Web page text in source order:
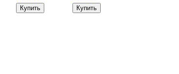
«Классика» 12
цветов, 20 мл,
Купить
«Классическая
серия» в
Купить